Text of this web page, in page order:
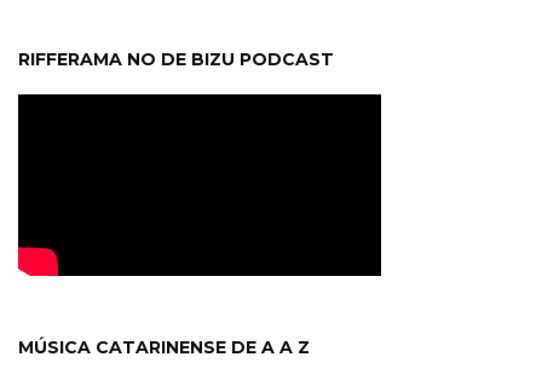
RIFFERAMA NO DE BIZU PODCAST
MÚSICA CATARINENSE DE A A Z